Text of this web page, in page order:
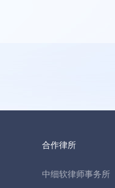
合作律所
中细软律师事务所